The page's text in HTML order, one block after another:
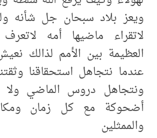
ويعز بلاد سبحان جل شأنه
لاتقراء ماضيها أمه لاتعرف
العظيمة بين الأمم لذالك
عندما نتجاهل استحقاقنا
ونتجاهل دروس الماضي ولا
أضحوكة مع كل زمان
والممثلين